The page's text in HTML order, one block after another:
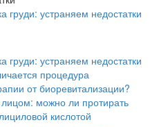
груди: устраняем недостатки
груди: устраняем недостатки
процедура
от биоревитализации?
можно ли протирать
кислотой